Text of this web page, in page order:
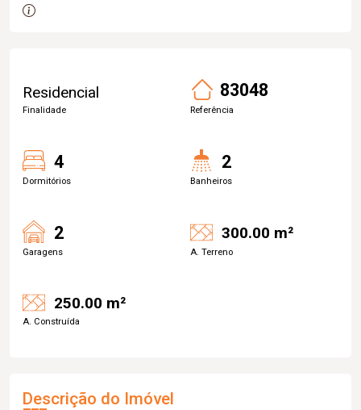
Residencial
Finalidade
83048
Referência
4
Dormitórios
2
Banheiros
2
Garagens
300.00 m²
A. Terreno
250.00 m²
A. Construída
Descrição do Imóvel